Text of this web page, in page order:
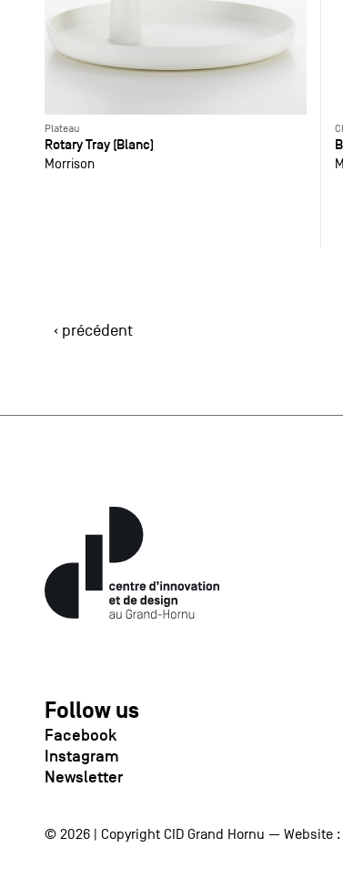
Plateau
Rotary Tray (Blanc)
Morrison
‹ précédent
Follow us
Facebook
Instagram
Newsletter
© 2026 | Copyright CID Grand Hornu — Website :